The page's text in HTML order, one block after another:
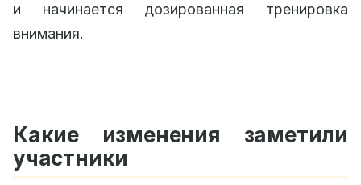
и начинается дозированная тренировка
внимания.
Какие изменения заметили
участники